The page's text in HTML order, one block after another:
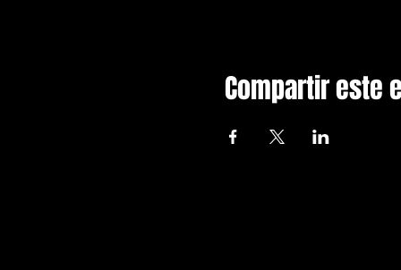
Compartir este